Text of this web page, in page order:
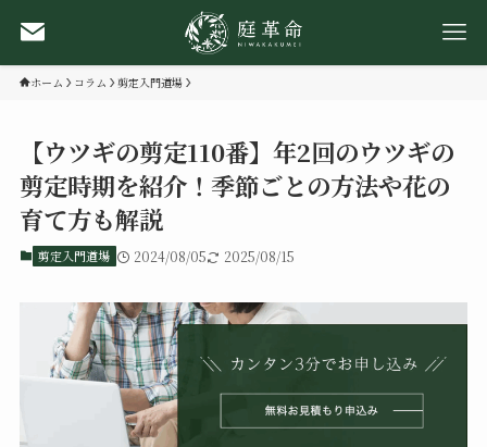
ホーム コラム 剪定入門道場
【ウツギの剪定110番】年2回のウツギの
剪定時期を紹介！季節ごとの方法や花の
育て方も解説
剪定入門道場 2024/08/05 2025/08/15